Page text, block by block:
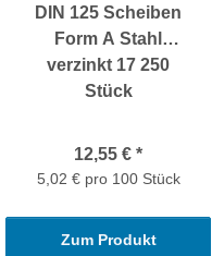
DIN 125 Scheiben
Form A Stahl
verzinkt 17 250
Stück
12,55 € *
5,02 € pro 100 Stück
Zum Produkt